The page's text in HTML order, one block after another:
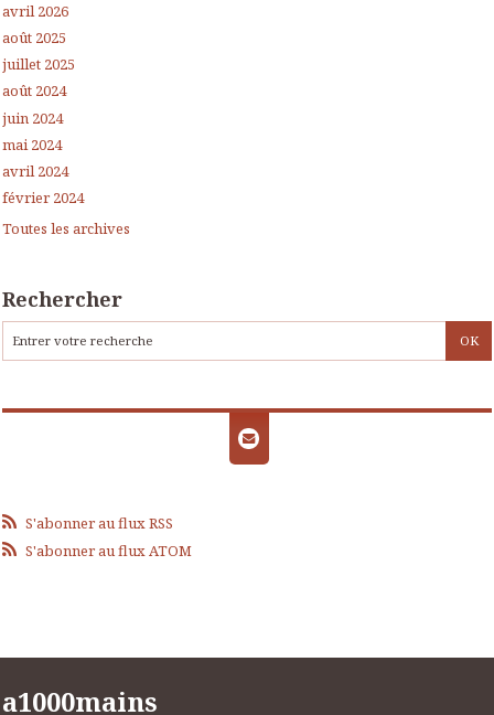
avril 2026
août 2025
juillet 2025
août 2024
juin 2024
mai 2024
avril 2024
février 2024
Toutes les archives
Rechercher
S'abonner au flux RSS
S'abonner au flux ATOM
a1000mains